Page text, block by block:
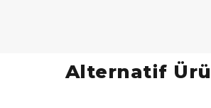
Alternatif